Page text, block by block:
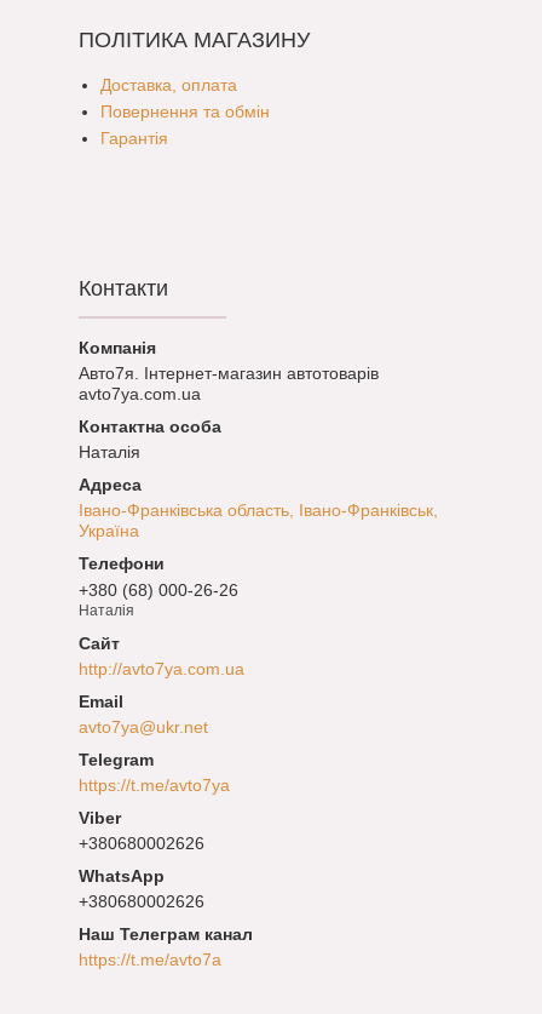
ПОЛІТИКА МАГАЗИНУ
Доставка, оплата
Повернення та обмін
Гарантія
Контакти
Авто7я. Інтернет-магазин автотоварів
avto7ya.com.ua
Наталія
Івано-Франківська область, Івано-Франківськ,
Україна
+380 (68) 000-26-26
Наталія
http://avto7ya.com.ua
avto7ya@ukr.net
https://t.me/avto7ya
+380680002626
+380680002626
Наш Телеграм канал
https://t.me/avto7a